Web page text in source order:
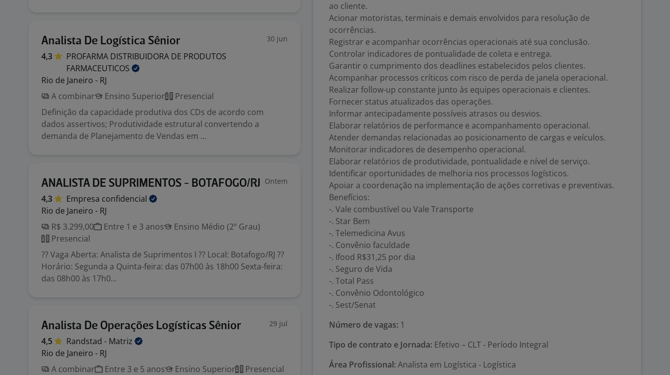
Analista De Logística Sênior 30 jun
4,3
PROFARMA DISTRIBUIDORA DE PRODUTOS
FARMACEUTICOS
Rio de Janeiro - RJ
A combinar
Ensino Superior
Presencial
Definição da capacidade produtiva dos CDs de acordo com
dados assertivos; Produtividade estrutural convertendo a
demanda de Planejamento de Vendas em ...
ANALISTA DE SUPRIMENTOS - BOTAFOGO/RJ Ontem
4,3 Empresa confidencial
Rio de Janeiro - RJ
R$ 3.299,00
Entre 1 e 3 anos
Ensino Médio (2º Grau)
Presencial
?? Vaga Aberta: Analista de Suprimentos I ?? Local: Botafogo/RJ ??
Horário: Segunda a Quinta-feira: das 07h00 às 18h00 Sexta-feira:
das 08h00 às 17h0...
Analista De Operações Logísticas Sênior 29 jul
4,5 Randstad - Matriz
Rio de Janeiro - RJ
A combinar
Entre 3 e 5 anos Ensino Superior
Presencial
ao cliente.
Acionar motoristas, terminais e demais envolvidos para resolução de
ocorrências.
Registrar e acompanhar ocorrências operacionais até sua conclusão.
Controlar indicadores de pontualidade de coleta e entrega.
Garantir o cumprimento dos deadlines estabelecidos pelos clientes.
Acompanhar processos críticos com risco de perda de janela operacional.
Realizar follow-up constante junto às equipes operacionais e clientes.
Fornecer status atualizados das operações.
Informar antecipadamente possíveis atrasos ou desvios.
Elaborar relatórios de performance e acompanhamento operacional.
Atender demandas relacionadas ao posicionamento de cargas e veículos.
Monitorar indicadores de desempenho operacional.
Elaborar relatórios de produtividade, pontualidade e nível de serviço.
Identificar oportunidades de melhoria nos processos logísticos.
Apoiar a coordenação na implementação de ações corretivas e preventivas.
Benefícios:
-. Vale combustível ou Vale Transporte
-. Star Bem
-. Telemedicina Avus
-. Convênio faculdade
-. Ifood R$31,25 por dia
-. Seguro de Vida
-. Total Pass
-. Convênio Odontológico
-. Sest/Senat
Número de vagas: 1
Tipo de contrato e Jornada: Efetivo – CLT - Período Integral
Área Profissional: Analista em Logística - Logística